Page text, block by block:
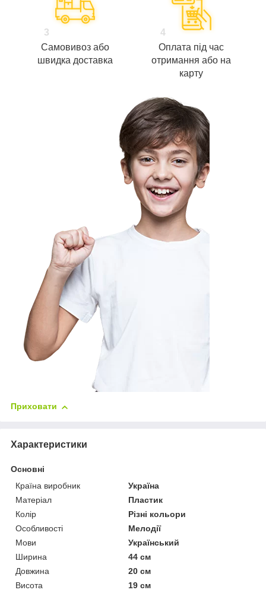
3
Самовивоз або
швидка доставка
4
Оплата під час
отримання або на
карту
Приховати
Характеристики
Основні
Країна виробник
Україна
Матеріал
Пластик
Колір
Різні кольори
Особливості
Мелодії
Мови
Український
Ширина
44 см
Довжина
20 см
Висота
19 см